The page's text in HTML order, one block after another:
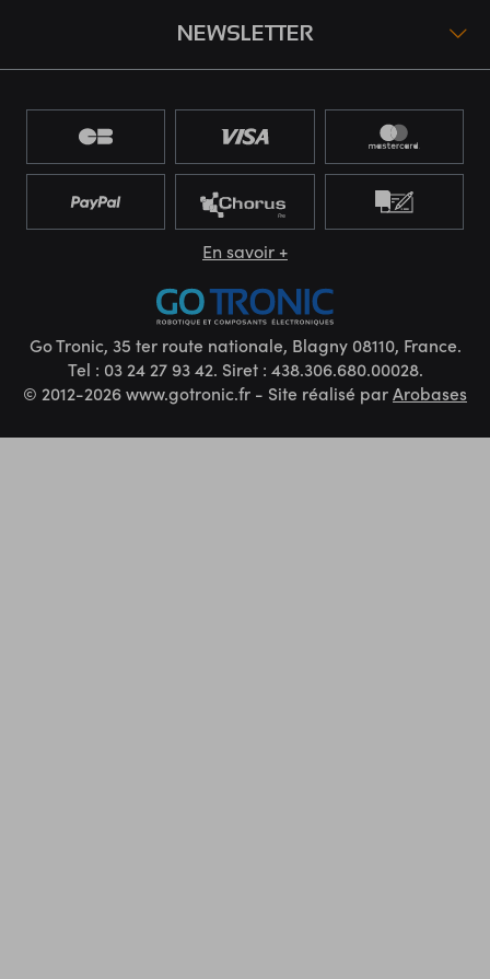
NEWSLETTER
En savoir +
Go Tronic, 35 ter route nationale, Blagny 08110, France.
Tel : 03 24 27 93 42. Siret : 438.306.680.00028.
© 2012-2026 www.gotronic.fr - Site réalisé parArobases